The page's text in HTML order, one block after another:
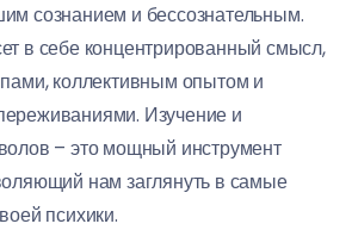
сознанием и бессознательным.
в себе концентрированный смысл,
коллективным опытом и
Изучение и
– это мощный инструмент
нам заглянуть в самые
психики.